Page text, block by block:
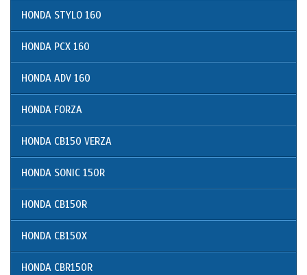
HONDA STYLO 160
HONDA PCX 160
HONDA ADV 160
HONDA FORZA
HONDA CB150 VERZA
HONDA SONIC 150R
HONDA CB150R
HONDA CB150X
HONDA CBR150R